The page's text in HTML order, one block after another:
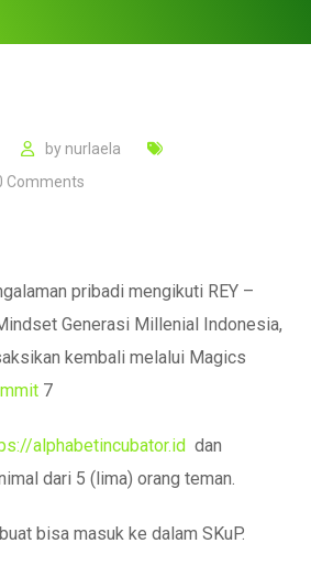
by nurlaela
Comments
pribadi mengikuti REY –
Generasi Millenial Indonesia,
kembali melalui Magics
7
alphabetincubator.id dan
dari 5 (lima) orang teman.
bisa masuk ke dalam SKuP.